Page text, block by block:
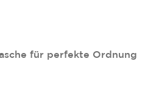
für perfekte Ordnung